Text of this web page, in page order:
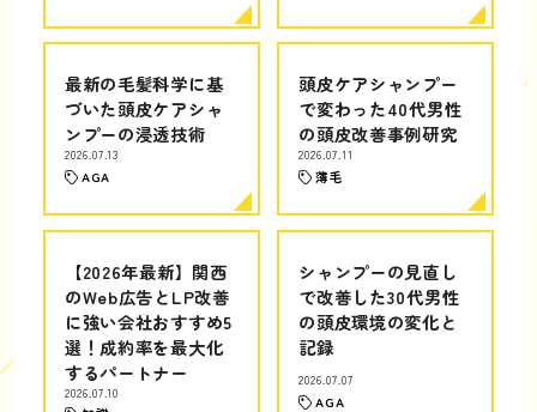
最新の毛髪科学に基
づいた頭皮ケアシャ
ンプーの浸透技術
2026.07.13
AGA
頭皮ケアシャンプー
で変わった40代男性
の頭皮改善事例研究
2026.07.11
薄毛
【2026年最新】関西
のWeb広告とLP改善
に強い会社おすすめ5
選！成約率を最大化
するパートナー
2026.07.10
シャンプーの見直し
で改善した30代男性
の頭皮環境の変化と
記録
2026.07.07
AGA